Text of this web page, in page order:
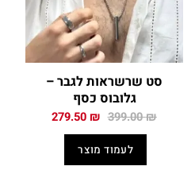
סט שרשראות לגבר –
גלובוס כסף
399.00₪ המחיר
399.00 ₪.
279.50 ₪ המחיר
לעמוד מוצר